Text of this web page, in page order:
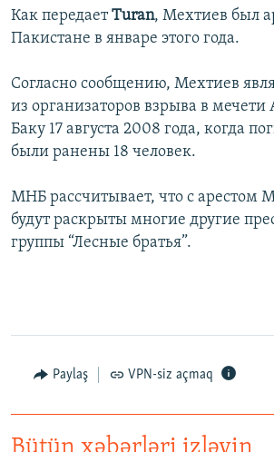
Как передаетTuran, Мехтиев был
Пакистане в январе этого года.
Согласно сообщению, Мехтиев
из организаторов взрыва в мечети
Баку 17 августа 2008 года, когда
были ранены 18 человек.
МНБ рассчитывает, что с арестом
будут раскрыты многие другие
группы “Лесные братья”.
Paylaş VPN-siz açmaq